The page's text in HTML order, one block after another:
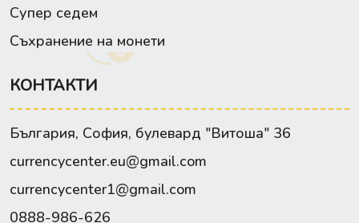
Супер седем
Съхранение на монети
КОНТАКТИ
България, София, булевард "Витоша" 36
currencycenter.eu@gmail.com
currencycenter1@gmail.com
0888-986-626